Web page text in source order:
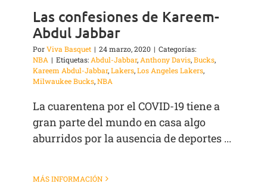
Las confesiones de Kareem-
Abdul Jabbar
PorViva Basquet | 24 marzo, 2020 | Categorías:
NBA | Etiquetas: Abdul-Jabbar, Anthony Davis,Bucks,
Kareem Abdul-Jabbar,Lakers,Los Angeles Lakers,
Milwaukee Bucks,NBA
La cuarentena por el COVID-19 tiene a
gran parte del mundo en casa algo
aburridos por la ausencia de deportes ...
MÁS INFORMACIÓN